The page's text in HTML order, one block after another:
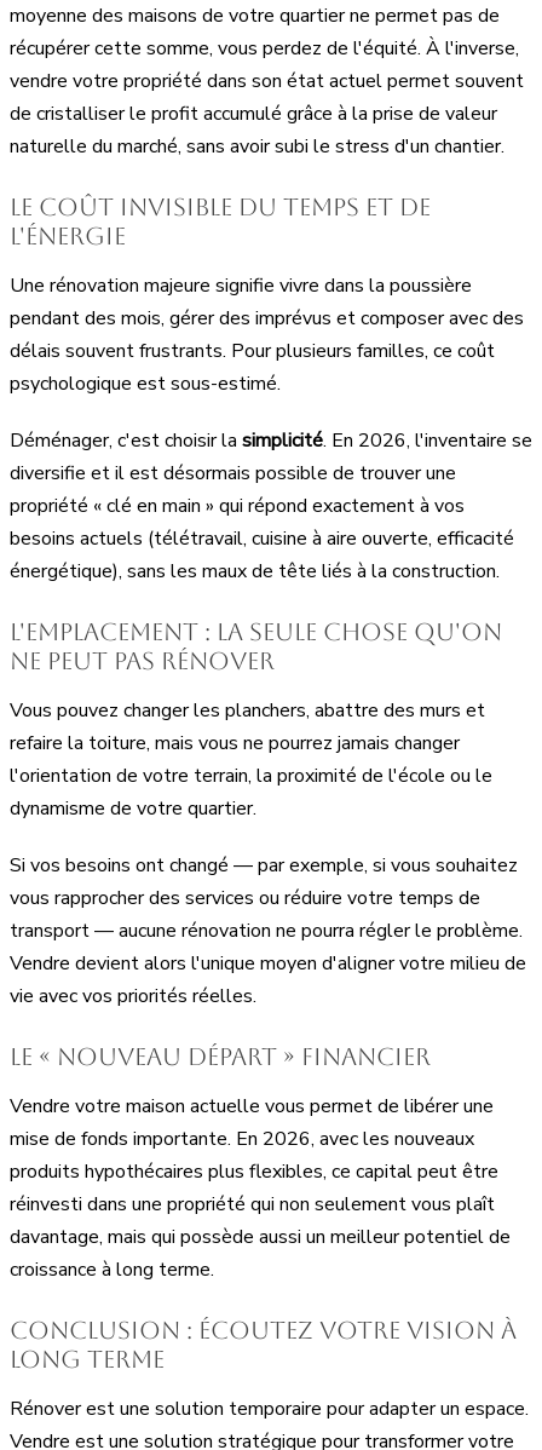
moyenne des maisons de votre quartier ne permet pas de
récupérer cette somme, vous perdez de l'équité. À l'inverse,
vendre votre propriété dans son état actuel permet souvent
de cristalliser le profit accumulé grâce à la prise de valeur
naturelle du marché, sans avoir subi le stress d'un chantier.
Le coût invisible du temps et de
l'énergie
Une rénovation majeure signifie vivre dans la poussière
pendant des mois, gérer des imprévus et composer avec des
délais souvent frustrants. Pour plusieurs familles, ce coût
psychologique est sous-estimé.
Déménager, c'est choisir la simplicité. En 2026, l'inventaire se
diversifie et il est désormais possible de trouver une
propriété « clé en main » qui répond exactement à vos
besoins actuels (télétravail, cuisine à aire ouverte, efficacité
énergétique), sans les maux de tête liés à la construction.
L'emplacement : la seule chose qu'on
ne peut pas rénover
Vous pouvez changer les planchers, abattre des murs et
refaire la toiture, mais vous ne pourrez jamais changer
l'orientation de votre terrain, la proximité de l'école ou le
dynamisme de votre quartier.
Si vos besoins ont changé — par exemple, si vous souhaitez
vous rapprocher des services ou réduire votre temps de
transport — aucune rénovation ne pourra régler le problème.
Vendre devient alors l'unique moyen d'aligner votre milieu de
vie avec vos priorités réelles.
Le « Nouveau Départ » financier
Vendre votre maison actuelle vous permet de libérer une
mise de fonds importante. En 2026, avec les nouveaux
produits hypothécaires plus flexibles, ce capital peut être
réinvesti dans une propriété qui non seulement vous plaît
davantage, mais qui possède aussi un meilleur potentiel de
croissance à long terme.
Conclusion : écoutez votre vision à
long terme
Rénover est une solution temporaire pour adapter un espace.
Vendre est une solution stratégique pour transformer votre